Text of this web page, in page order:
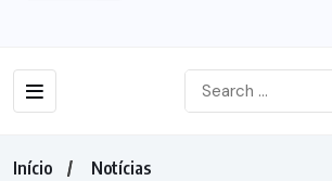
Início
Notícias